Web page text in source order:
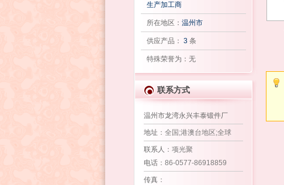
生产加工商
所在地区： 温州市
供应产品： 3条
特殊荣誉为：无
联系方式
温州市龙湾永兴丰泰锻件厂
地址 ：全国;港澳台地区;全球
联系人 ：项光聚
电话：86-0577-86918859
传真：